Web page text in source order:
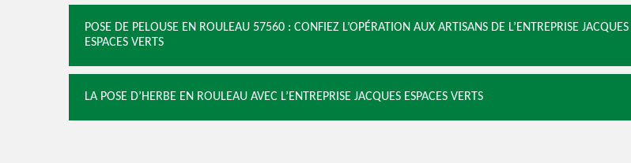
POSE DE PELOUSE EN ROULEAU 57560 : CONFIEZ L’OPÉRATION AUX ARTISANS DE L’ENTREPRISE JACQUES
ESPACES VERTS
LA POSE D’HERBE EN ROULEAU AVEC L’ENTREPRISE JACQUES ESPACES VERTS